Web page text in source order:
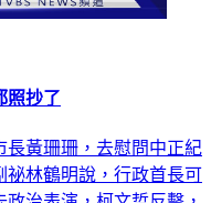
照抄了
長黃珊珊，去慰問中正紀
祕林鶴明說，行政首長可